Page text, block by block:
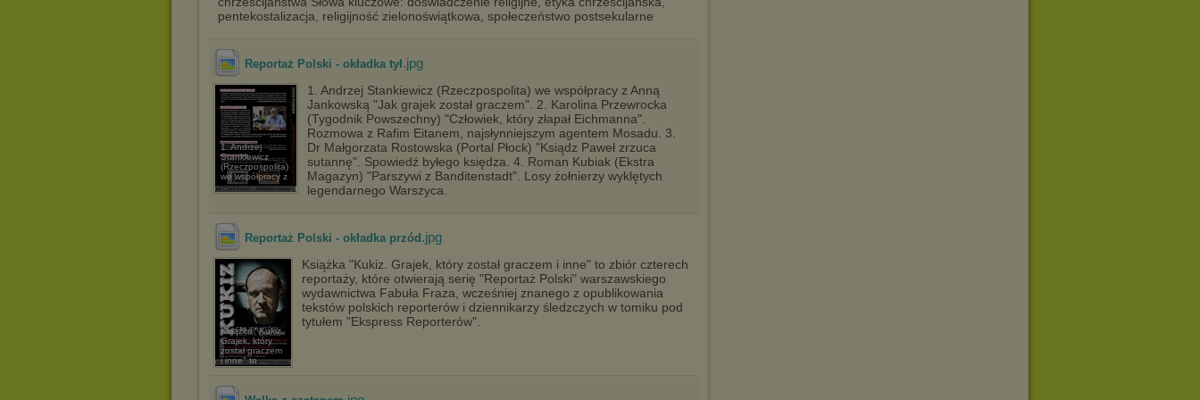
pentekostalizacja, religijność zielonoświątkowa, społeczeństwo postsekularne
Reportaż Polski - okładka tył.jpg
1. Andrzej
Stankiewicz
(Rzeczpospolita)
we współpracy z
...
1. Andrzej Stankiewicz (Rzeczpospolita) we współpracy z Anną
Jankowską "Jak grajek został graczem". 2. Karolina Przewrocka
(Tygodnik Powszechny) "Człowiek, który złapał Eichmanna".
Rozmowa z Rafim Eitanem, najsłynniejszym agentem Mosadu. 3.
Dr Małgorzata Rostowska (Portal Płock) "Ksiądz Paweł zrzuca
sutannę". Spowiedź byłego księdza. 4. Roman Kubiak (Ekstra
Magazyn) "Parszywi z Banditenstadt". Losy żołnierzy wyklętych
legendarnego Warszyca.
Reportaż Polski - okładka przód .jpg
Książka "Kukiz.
Grajek, który
został graczem
i inne" to ...
Książka "Kukiz. Grajek, który został graczem i inne" to zbiór czterech
reportaży, które otwierają serię "Reportaż Polski" warszawskiego
wydawnictwa Fabuła Fraza, wcześniej znanego z opublikowania
tekstów polskich reporterów i dziennikarzy śledzczych w tomiku pod
tytułem "Ekspress Reporterów".